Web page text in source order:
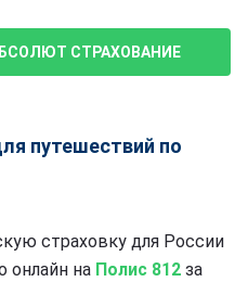
СТРАХОВАНИЕ
путешествий по
страховку для России
онлайн на Полис 812 за